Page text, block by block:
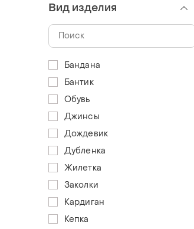
Вид изделия
Бандана
Бантик
Обувь
Джинсы
Дождевик
Дубленка
Жилетка
Заколки
Кардиган
Кепка